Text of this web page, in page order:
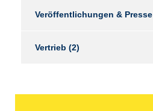
Veröffentlichungen & Presse
Vertrieb (2)